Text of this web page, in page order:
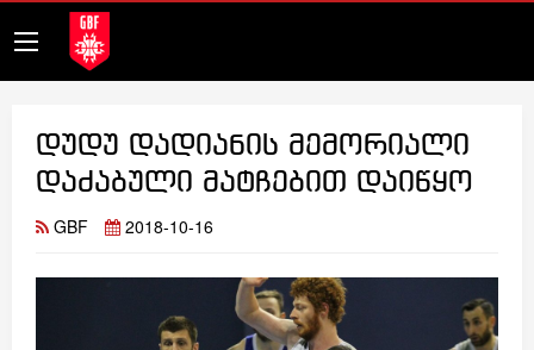
დუდუ დადიანის მემორიალი
დაძაბული მატჩებით დაიწყო
GBF 2018-10-16